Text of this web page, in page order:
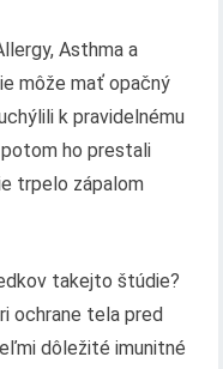
Asthma a
môže mať opačný
k pravidelnému
potom ho prestali
trpelo zápalom
takejto štúdie?
ochrane tela pred
dôležité imunitné